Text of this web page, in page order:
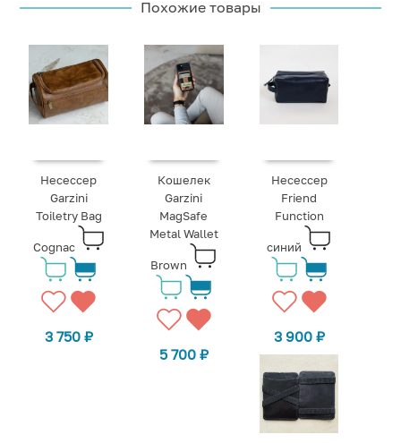
Похожие товары
Несессер
Garzini
Toiletry Bag
Cognac
3 750 ₽
Кошелек
Garzini
MagSafe
Metal Wallet
Brown
5 700 ₽
Несессер
Friend
Function
синий
3 900 ₽